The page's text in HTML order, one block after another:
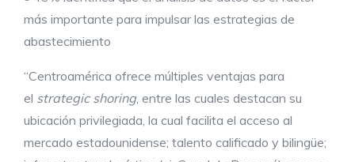
más importante para impulsar las estrategias de
abastecimiento
“Centroamérica ofrece múltiples ventajas para
el strategic shoring, entre las cuales destacan su
ubicación privilegiada, la cual facilita el acceso al
mercado estadounidense; talento calificado y bilingüe;